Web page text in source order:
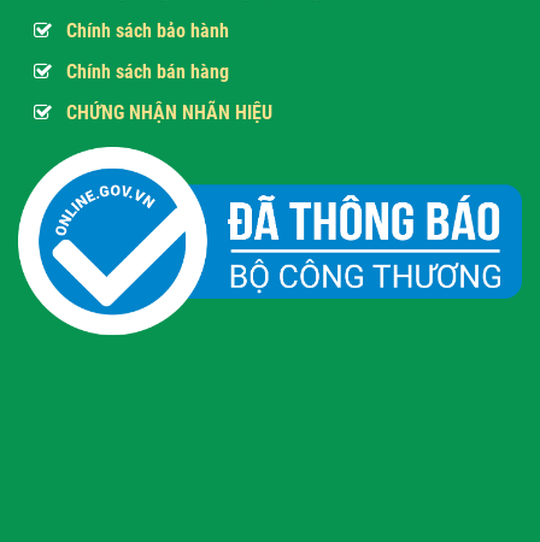
Chính sách bảo hành
Chính sách bán hàng
CHỨNG NHẬN NHÃN HIỆU